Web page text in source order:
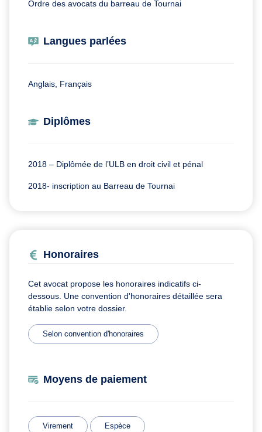
Ordre des avocats du barreau de Tournai
Langues parlées
Anglais, Français
Diplômes
2018 – Diplômée de l’ULB en droit civil et pénal
2018- inscription au Barreau de Tournai
Honoraires
Cet avocat propose les honoraires indicatifs ci-
dessous. Une convention d'honoraires détaillée sera
établie selon votre dossier.
Selon convention d'honoraires
Moyens de paiement
Virement Espèce